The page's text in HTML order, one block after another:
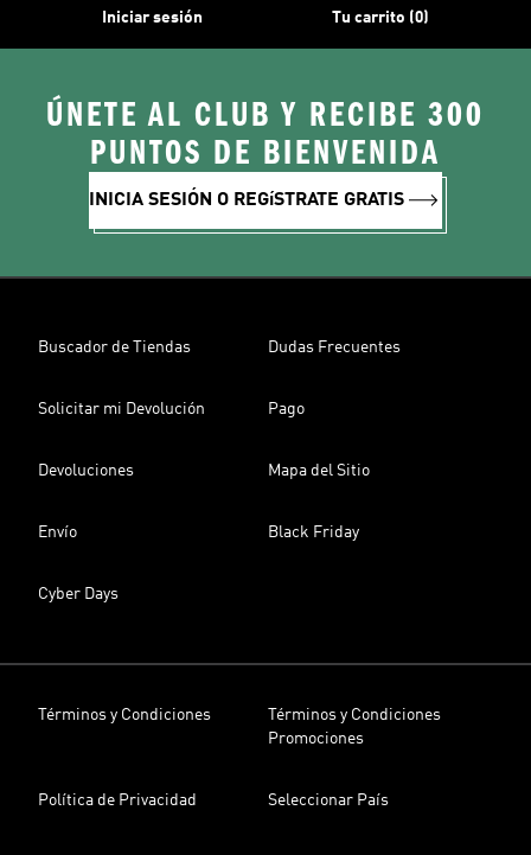
Iniciar sesión Tu carrito (0)
ÚNETE AL CLUB Y RECIBE 300
PUNTOS DE BIENVENIDA
INICIA SESIÓN O REGíSTRATE GRATIS
Buscador de Tiendas Dudas Frecuentes
Solicitar mi Devolución Pago
Devoluciones Mapa del Sitio
Envío Black Friday
Cyber Days
Términos y Condiciones
Términos y Condiciones
Promociones
Política de Privacidad Seleccionar País